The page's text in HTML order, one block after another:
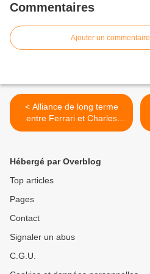
Commentaires
Ajouter un commentaire
< Alliance de long terme
entre Ferrari et Charles
Leclerc
Hébergé par Overblog
Top articles
Pages
Contact
Signaler un abus
C.G.U.